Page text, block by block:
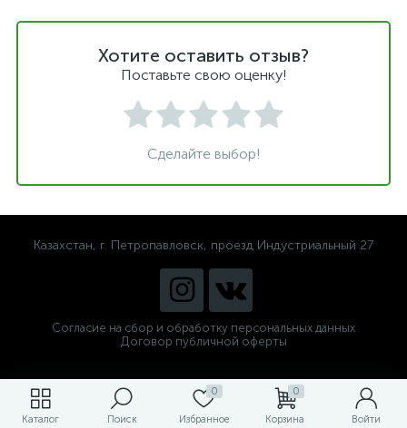
Каталог Поиск
0
Избранное
0
Корзина Войти
Хотите оставить отзыв?
Поставьте свою оценку!
Сделайте выбор!
Казахстан, г. Петропавловск, проезд Индустриальный 27
Согласие на сбор и обработку персональных данных
Договор публичной оферты